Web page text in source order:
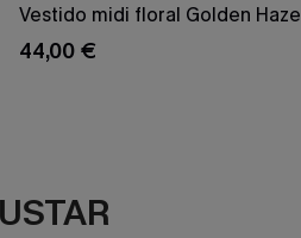
Vestido midi floral Golden Haze
44,00 €